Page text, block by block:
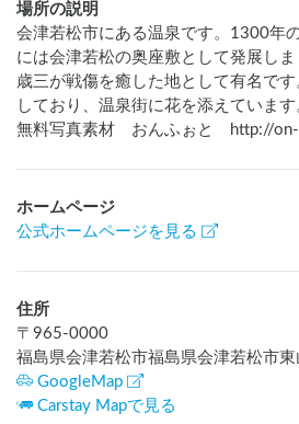
場所の説明
会津若松市にある温泉です。1300年
には会津若松の奥座敷として発展し
歳三が戦傷を癒した地として有名で
しており、温泉街に花を添えていま
無料写真素材　おんふぉと　http://
ホームページ
公式ホームページを見る
住所
〒 965-0000
福島県会津若松市福島県会津若松市
GoogleMap
Carstay Mapで見る